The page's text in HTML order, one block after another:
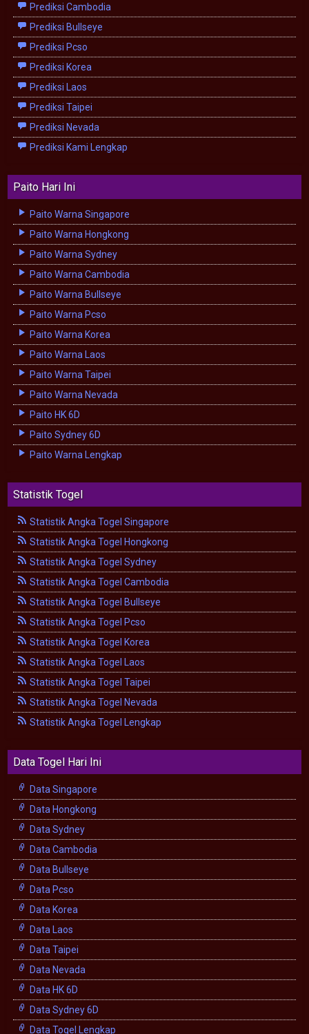
Prediksi Cambodia
Prediksi Bullseye
Prediksi Pcso
Prediksi Korea
Prediksi Laos
Prediksi Taipei
Prediksi Nevada
Prediksi Kami Lengkap
Paito Hari Ini
Paito Warna Singapore
Paito Warna Hongkong
Paito Warna Sydney
Paito Warna Cambodia
Paito Warna Bullseye
Paito Warna Pcso
Paito Warna Korea
Paito Warna Laos
Paito Warna Taipei
Paito Warna Nevada
Paito HK 6D
Paito Sydney 6D
Paito Warna Lengkap
Statistik Togel
Statistik Angka Togel Singapore
Statistik Angka Togel Hongkong
Statistik Angka Togel Sydney
Statistik Angka Togel Cambodia
Statistik Angka Togel Bullseye
Statistik Angka Togel Pcso
Statistik Angka Togel Korea
Statistik Angka Togel Laos
Statistik Angka Togel Taipei
Statistik Angka Togel Nevada
Statistik Angka Togel Lengkap
Data Togel Hari Ini
Data Singapore
Data Hongkong
Data Sydney
Data Cambodia
Data Bullseye
Data Pcso
Data Korea
Data Laos
Data Taipei
Data Nevada
Data HK 6D
Data Sydney 6D
Data Togel Lengkap